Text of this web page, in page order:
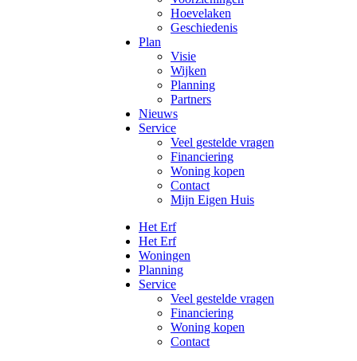
Hoevelaken
Geschiedenis
Plan
Visie
Wijken
Planning
Partners
Nieuws
Service
Veel gestelde vragen
Financiering
Woning kopen
Contact
Mijn Eigen Huis
Het Erf
Het Erf
Woningen
Planning
Service
Veel gestelde vragen
Financiering
Woning kopen
Contact